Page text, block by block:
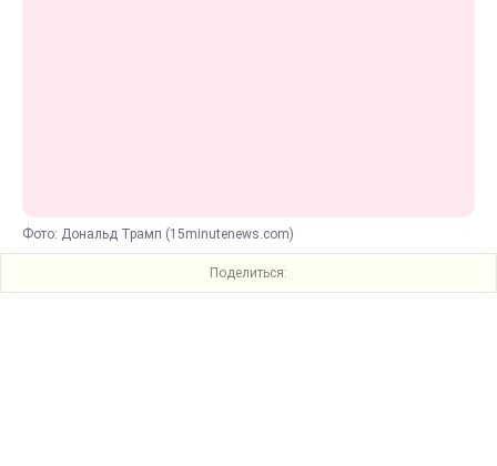
Фото: Дональд Трамп (15minutenews.com)
Поделиться: